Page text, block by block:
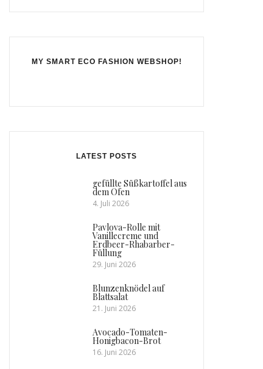
MY SMART ECO FASHION WEBSHOP!
LATEST POSTS
gefüllte Süßkartoffel aus
dem Ofen
4. Juli 2026
Pavlova-Rolle mit
Vanillecreme und
Erdbeer-Rhabarber-
Füllung
29. Juni 2026
Blunzenknödel auf
Blattsalat
21. Juni 2026
Avocado-Tomaten-
Honigbacon-Brot
16. Juni 2026